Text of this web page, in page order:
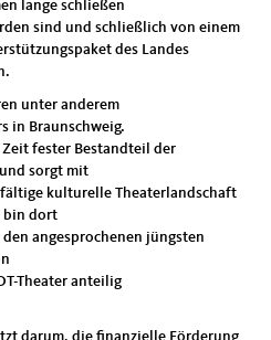
lange schließen
sind und schließlich von einem
des Landes
unter anderem
in Braunschweig.
Zeit fester Bestandteil der
sorgt mit
kulturelle Theaterlandschaft
bin dort
angesprochenen jüngsten
Theater anteilig
darum, die finanzielle Förderung